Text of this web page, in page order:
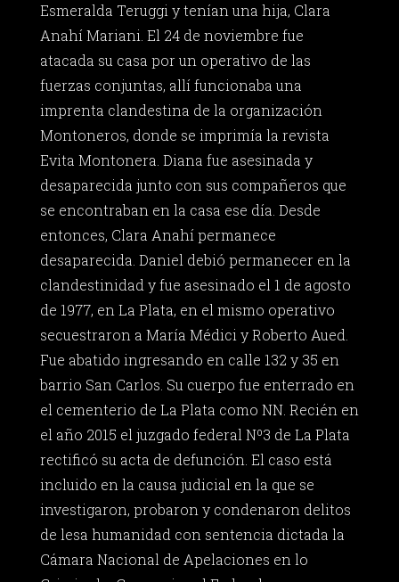
Esmeralda Teruggi y tenían una hija, Clara
Anahí Mariani. El 24 de noviembre fue
atacada su casa por un operativo de las
fuerzas conjuntas, allí funcionaba una
imprenta clandestina de la organización
Montoneros, donde se imprimía la revista
Evita Montonera. Diana fue asesinada y
desaparecida junto con sus compañeros que
se encontraban en la casa ese día. Desde
entonces, Clara Anahí permanece
desaparecida. Daniel debió permanecer en la
clandestinidad y fue asesinado el 1 de agosto
de 1977, en La Plata, en el mismo operativo
secuestraron a María Médici y Roberto Aued.
Fue abatido ingresando en calle 132 y 35 en
barrio San Carlos. Su cuerpo fue enterrado en
el cementerio de La Plata como NN. Recién en
el año 2015 el juzgado federal Nº3 de La Plata
rectificó su acta de defunción. El caso está
incluido en la causa judicial en la que se
investigaron, probaron y condenaron delitos
de lesa humanidad con sentencia dictada la
Cámara Nacional de Apelaciones en lo